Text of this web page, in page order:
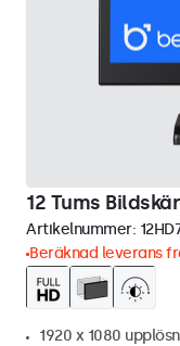
12 Tums
Artikelnummer:
Beräknad leverans
1920 x 1080